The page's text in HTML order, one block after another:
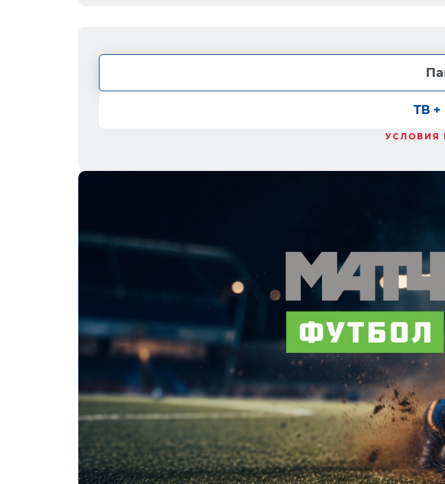
ТВ +
УСЛОВИЯ